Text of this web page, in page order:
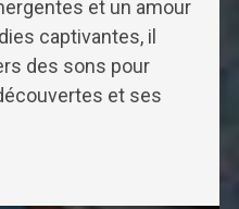
et un amour
captivantes, il
des sons pour
et ses